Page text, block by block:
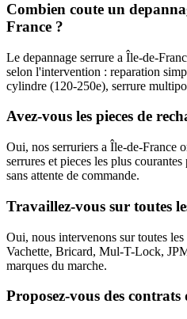
Combien coute un
France ?
Le depannage serrure a Île-de-
selon l'intervention : reparation
cylindre (120-250e), serrure
Avez-vous les pieces de
Oui, nos serruriers a Île-de-France
serrures et pieces les plus
sans attente de commande.
Travaillez-vous sur toutes
Oui, nous intervenons sur toutes
Vachette, Bricard, Mul-T-Lock,
marques du marche.
Proposez-vous des contrats